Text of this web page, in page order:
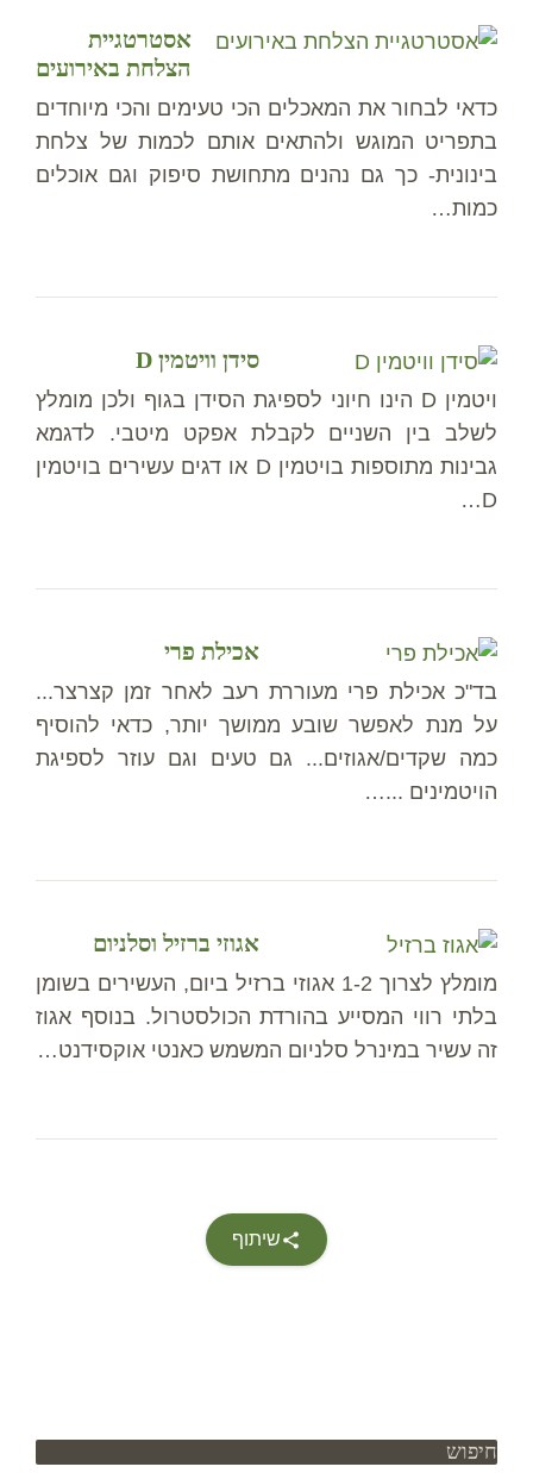
אסטרטגיית
הצלחת באירועים
כדאי לבחור את המאכלים הכי טעימים והכי מיוחדים
בתפריט המוגש ולהתאים אותם לכמות של צלחת
בינונית- כך גם נהנים מתחושת סיפוק וגם אוכלים
כמות…
סידן וויטמין D
ויטמין D הינו חיוני לספיגת הסידן בגוף ולכן מומלץ
לשלב בין השניים לקבלת אפקט מיטבי. לדגמא
גבינות מתוספות בויטמין D או דגים עשירים בויטמין
D…
אכילת פרי
בד"כ אכילת פרי מעוררת רעב לאחר זמן קצרצר...
על מנת לאפשר שובע ממושך יותר, כדאי להוסיף
כמה שקדים/אגוזים... גם טעים וגם עוזר לספיגת
הויטמינים ...…
אגוזי ברזיל וסלניום
מומלץ לצרוך 1-2 אגוזי ברזיל ביום, העשירים בשומן
בלתי רווי המסייע בהורדת הכולסטרול. בנוסף אגוז
זה עשיר במינרל סלניום המשמש כאנטי אוקסידנט…
שיתוף
חיפוש